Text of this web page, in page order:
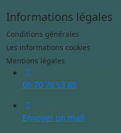
Informations légales
Conditions générales
Les informations cookies
Mentions légales
06 70 78 53 85
Envoyer un mail